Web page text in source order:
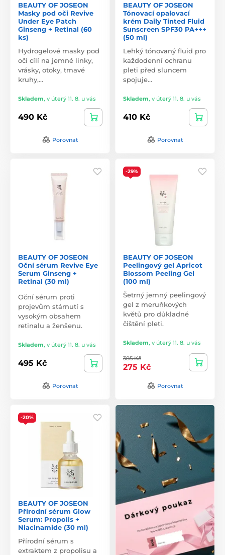
BEAUTY OF JOSEON
Masky pod oči Revive
Under Eye Patch
Ginseng + Retinal (60
ks)
Hydrogelové masky pod
oči cílí na jemné linky,
vrásky, otoky, tmavé
kruhy,…
Skladem, v úterý 11. 8. u vás
490 Kč
Porovnat
BEAUTY OF JOSEON
Tónovací opalovací
krém Daily Tinted Fluid
Sunscreen SPF30 PA+++
(50 ml)
Lehký tónovaný fluid pro
každodenní ochranu
pleti před sluncem
spojuje…
Skladem, v úterý 11. 8. u vás
410 Kč
Porovnat
BEAUTY OF JOSEON
Oční sérum Revive Eye
Serum Ginseng +
Retinal (30 ml)
Oční sérum proti
projevům stárnutí s
vysokým obsahem
retinalu a ženšenu.
Skladem, v úterý 11. 8. u vás
495 Kč
Porovnat
-29%
BEAUTY OF JOSEON
Peelingový gel Apricot
Blossom Peeling Gel
(100 ml)
Šetrný jemný peelingový
gel z meruňkových
květů pro důkladné
čištění pleti.
Skladem, v úterý 11. 8. u vás
385 Kč
275 Kč
Porovnat
-20%
BEAUTY OF JOSEON
Přírodní sérum Glow
Serum: Propolis +
Niacinamide (30 ml)
Přírodní sérum s
extraktem z propolisu a